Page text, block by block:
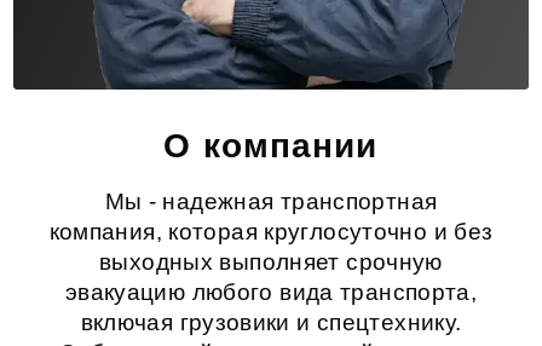
О компании
Мы - надежная транспортная
компания, которая круглосуточно и без
выходных выполняет срочную
эвакуацию любого вида транспорта,
включая грузовики и спецтехнику.